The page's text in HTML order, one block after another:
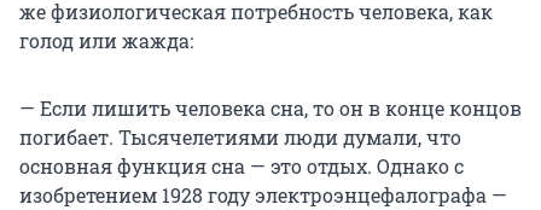
же физиологическая потребность человека, как
голод или жажда:
— Если лишить человека сна, то он в конце концов
погибает. Тысячелетиями люди думали, что
основная функция сна — это отдых. Однако с
изобретением 1928 году электроэнцефалографа —